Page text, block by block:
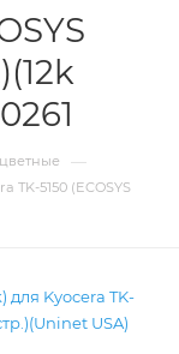
—
5150 (ECOSYS